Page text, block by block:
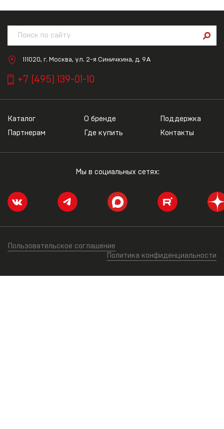
111020, г. Москва, ул. 2-я Синичкина, д. 9А
+7 (495) 139-01-10
Каталог О бренде
Поддержка
Партнерам
Где купить Контакты
Мы в социальных сетях:
Пользовательское соглашение
Политика конфиденциальности